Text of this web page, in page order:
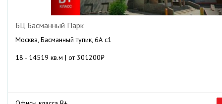
БЦ Басманный Парк
Москва, Басманный тупик, 6А с1
18 - 14519 кв.м | от 301200₽